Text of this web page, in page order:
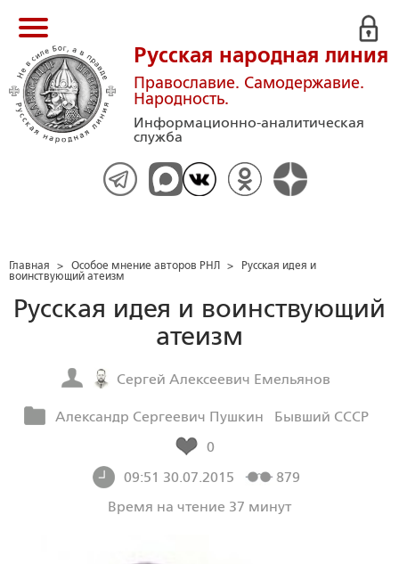
Русская народная линия
Православие. Самодержавие.
Народность.
Информационно-аналитическая
служба
Главная > Особое мнение авторов РНЛ >
Русская идея и
воинствующий атеизм
Русская идея и воинствующий
атеизм
Сергей Алексеевич Емельянов
Александр Сергеевич Пушкин
Бывший СССР
0
09:51 30.07.2015
879
Время на чтение 37 минут